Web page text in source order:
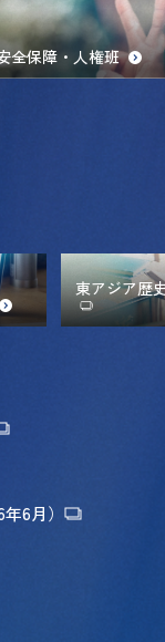
全保障・人権班
東アジア歴
年6月）